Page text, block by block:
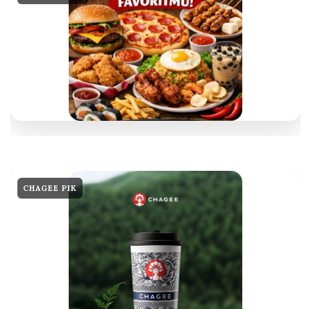
CHAGEE PIK